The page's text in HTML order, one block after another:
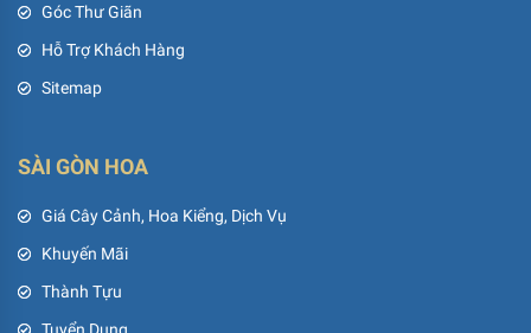
Góc Thư Giãn
Hỗ Trợ Khách Hàng
Sitemap
SÀI GÒN HOA
Giá Cây Cảnh, Hoa Kiểng, Dịch Vụ
Khuyến Mãi
Thành Tựu
Tuyển Dụng